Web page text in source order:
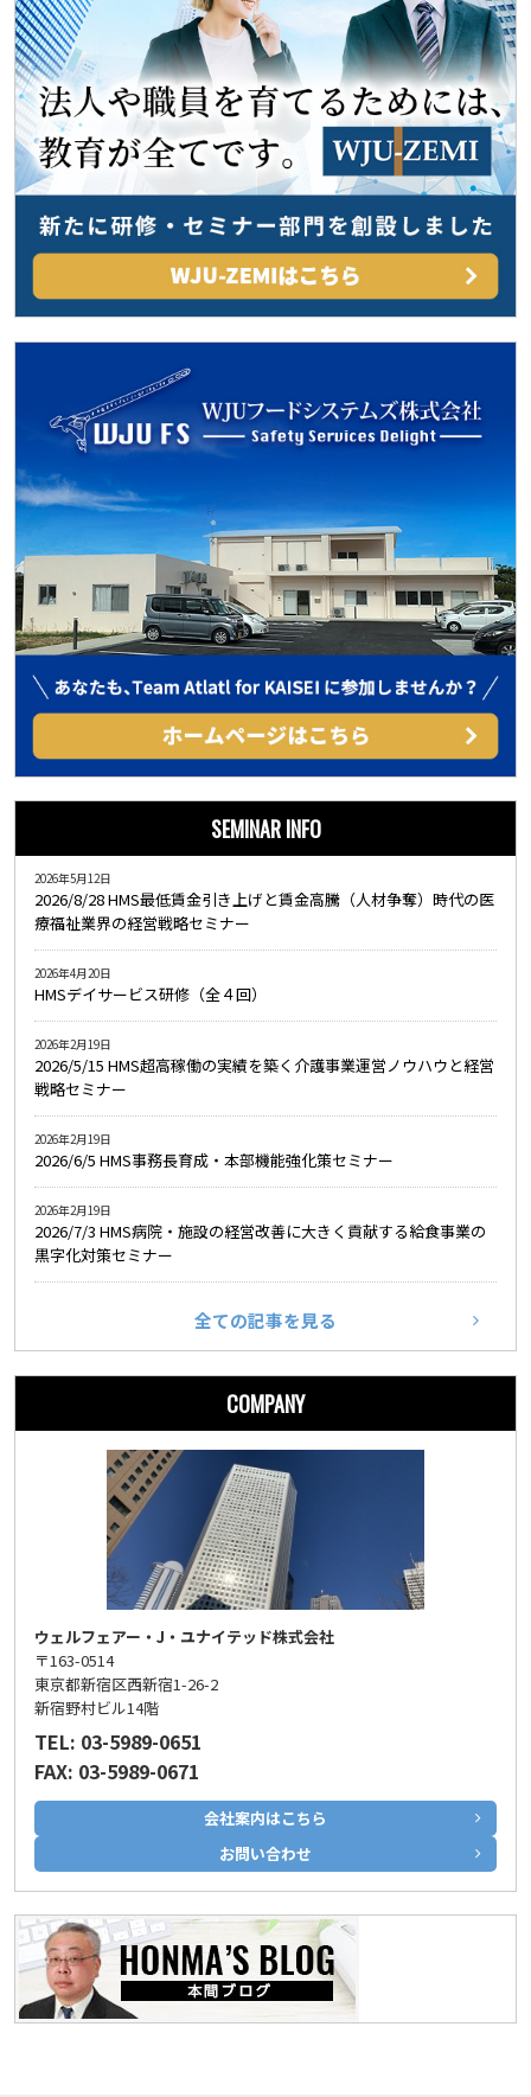
ョ
ン
SEMINAR INFO
2026/8/28 HMS最低賃金引き上げと賃金高騰（人材争奪）時代の医
療福祉業界の経営戦略セミナー
2026年5月12日
HMSデイサービス研修（全４回）
2026年4月20日
2026/5/15 HMS超高稼働の実績を築く介護事業運営ノウハウと経営
戦略セミナー
2026年2月19日
2026/6/5 HMS事務長育成・本部機能強化策セミナー
2026年2月19日
2026/7/3 HMS病院・施設の経営改善に大きく貢献する給食事業の
黒字化対策セミナー
2026年2月19日
全ての記事を見る
COMPANY
ウェルフェアー・J・ユナイテッド株式会社
〒163-0514
東京都新宿区西新宿1-26-2
新宿野村ビル14階
TEL: 03-5989-0651
FAX: 03-5989-0671
会社案内はこちら
お問い合わせ